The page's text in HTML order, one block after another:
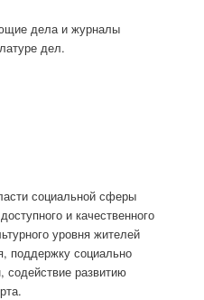
дела и журналы
дел.
социальной сферы
и качественного
уровня жителей
поддержку социально
содействие развитию